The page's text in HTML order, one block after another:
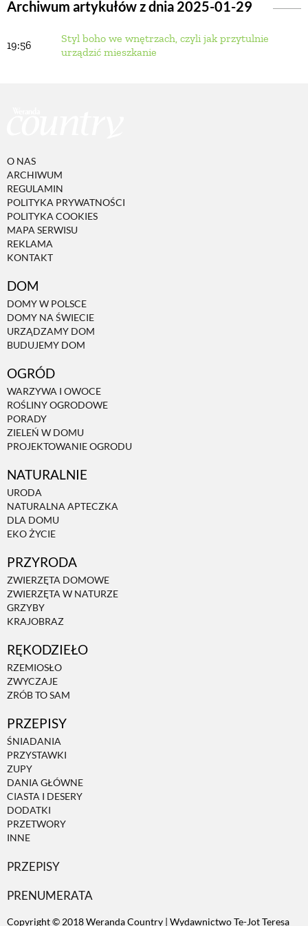
Archiwum artykułów z dnia 2025-01-29
19:56
Styl boho we wnętrzach, czyli jak przytulnie
urządzić mieszkanie
O NAS
ARCHIWUM
REGULAMIN
POLITYKA PRYWATNOŚCI
POLITYKA COOKIES
MAPA SERWISU
REKLAMA
KONTAKT
DOM
DOMY W POLSCE
DOMY NA ŚWIECIE
URZĄDZAMY DOM
BUDUJEMY DOM
OGRÓD
WARZYWA I OWOCE
ROŚLINY OGRODOWE
PORADY
ZIELEŃ W DOMU
PROJEKTOWANIE OGRODU
NATURALNIE
URODA
NATURALNA APTECZKA
DLA DOMU
EKO ŻYCIE
PRZYRODA
ZWIERZĘTA DOMOWE
ZWIERZĘTA W NATURZE
GRZYBY
KRAJOBRAZ
RĘKODZIEŁO
RZEMIOSŁO
ZWYCZAJE
ZRÓB TO SAM
PRZEPISY
ŚNIADANIA
PRZYSTAWKI
ZUPY
DANIA GŁÓWNE
CIASTA I DESERY
DODATKI
PRZETWORY
INNE
PRZEPISY
PRENUMERATA
Copyright © 2018 Weranda Country | Wydawnictwo Te-Jot Teresa
BUDUJEMY DOM
PROJEKTOWANIE OGRODU
NATURALNA APTECZKA
ZWIERZĘTA W NATURZE